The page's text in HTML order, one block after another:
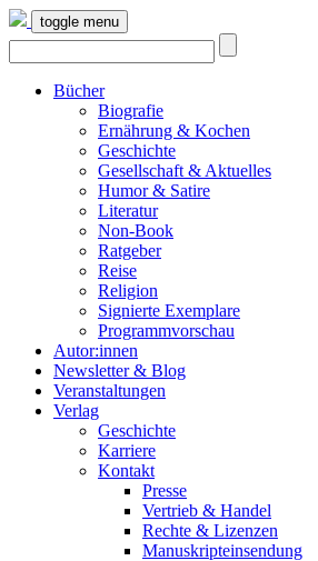
toggle menu
Bücher
Biografie
Ernährung & Kochen
Geschichte
Gesellschaft & Aktuelles
Humor & Satire
Literatur
Non-Book
Ratgeber
Reise
Religion
Signierte Exemplare
Programmvorschau
Autor:innen
Newsletter & Blog
Veranstaltungen
Verlag
Geschichte
Karriere
Kontakt
Presse
Vertrieb & Handel
Rechte & Lizenzen
Manuskripteinsendung